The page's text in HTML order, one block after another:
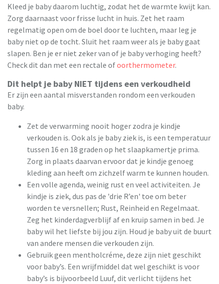
Kleed je baby daarom luchtig, zodat het de warmte kwijt kan.
Zorg daarnaast voor frisse lucht in huis. Zet het raam
regelmatig open om de boel door te luchten, maar leg je
baby niet op de tocht. Sluit het raam weer als je baby gaat
slapen. Ben je er niet zeker van of je baby verhoging heeft?
Check dit dan met een rectale ofoorthermometer.
Dit helpt je baby NIET tijdens een verkoudheid
Er zijn een aantal misverstanden rondom een verkouden
baby.
Zet de verwarming nooit hoger zodra je kindje
verkouden is. Ook als je baby ziek is, is een temperatuur
tussen 16 en 18 graden op het slaapkamertje prima.
Zorg in plaats daarvan ervoor dat je kindje genoeg
kleding aan heeft om zichzelf warm te kunnen houden.
Een volle agenda, weinig rust en veel activiteiten. Je
kindje is ziek, dus pas de 'drie R’en' toe om beter
worden te versnellen; Rust, Reinheid en Regelmaat.
Zeg het kinderdagverblijf af en kruip samen in bed. Je
baby wil het liefste bij jou zijn. Houd je baby uit de buurt
van andere mensen die verkouden zijn.
Gebruik geen mentholcréme, deze zijn niet geschikt
voor baby’s. Een wrijfmiddel dat wel geschikt is voor
baby’s is bijvoorbeeld Luuf, dit verlicht tijdens het